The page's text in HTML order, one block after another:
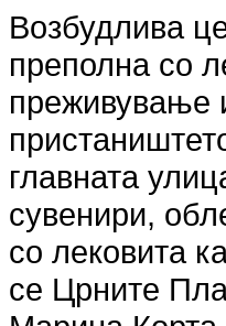
Возбудлива
преполна со
преживување
главната
сувенири,
со лековита
се Црните